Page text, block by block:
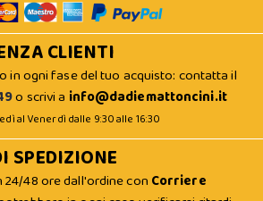
CLIENTI
in ogni fase del tuo acquisto: contatta il
o scrivi a info@dadiemattoncini.it
al Venerdì dalle 9:30 alle 16:30
SPEDIZIONE
24/48 ore dall'ordine con Corriere